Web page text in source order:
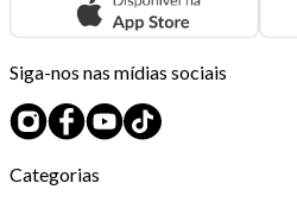
Siga-nos nas mídias sociais
Categorias